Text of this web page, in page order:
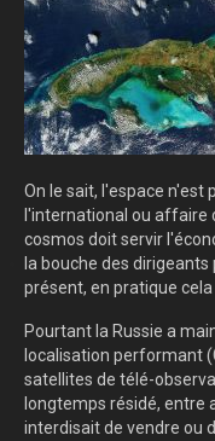
On le sait, l'espace n'est
l'international ou affaire
cosmos doit servir
la bouche des
présent, en pratique
Pourtant la Russie a
localisation performant
satellites de télé-
longtemps résidé, entre
interdisait de vendre ou